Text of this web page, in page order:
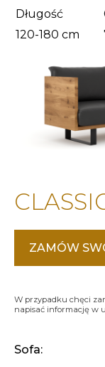
Długość
120-180 cm
ZAMÓW
W przypadku chęci
napisać informację w
Sofa: